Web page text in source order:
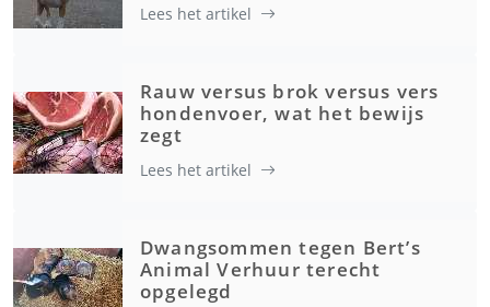
Lees het artikel
Rauw versus brok versus vers
hondenvoer, wat het bewijs
zegt
Lees het artikel
Dwangsommen tegen Bert’s
Animal Verhuur terecht
opgelegd